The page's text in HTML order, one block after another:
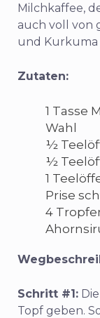
Milchkaffee,
auch voll von
und Kurkuma
Zutaten:
1 Tasse
Wahl
½
½
1
Prise
4
Schritt #1:
Topf geben.